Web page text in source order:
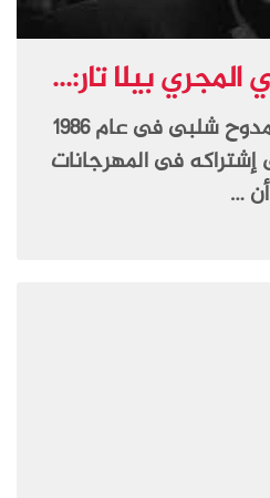
المجري بيلا تار:...
دانييلا يوجا ترجمة: ممدوح شلبى فى عام 1986
إشتراكه فى المهرجانات
…